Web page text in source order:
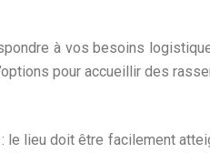
à vos besoins
pour accueillir des
lieu doit être facilement